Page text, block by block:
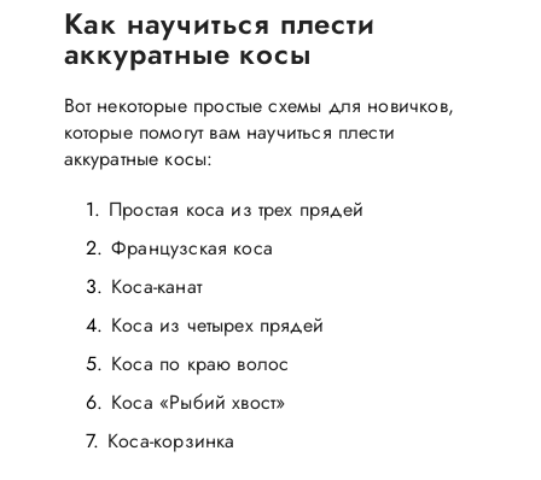
Как научиться плести
аккуратные косы
Вот некоторые простые схемы для новичков,
которые помогут вам научиться плести
аккуратные косы:
Простая коса из трех прядей
Французская коса
Коса-канат
Коса из четырех прядей
Коса по краю волос
Коса «Рыбий хвост»
Коса-корзинка